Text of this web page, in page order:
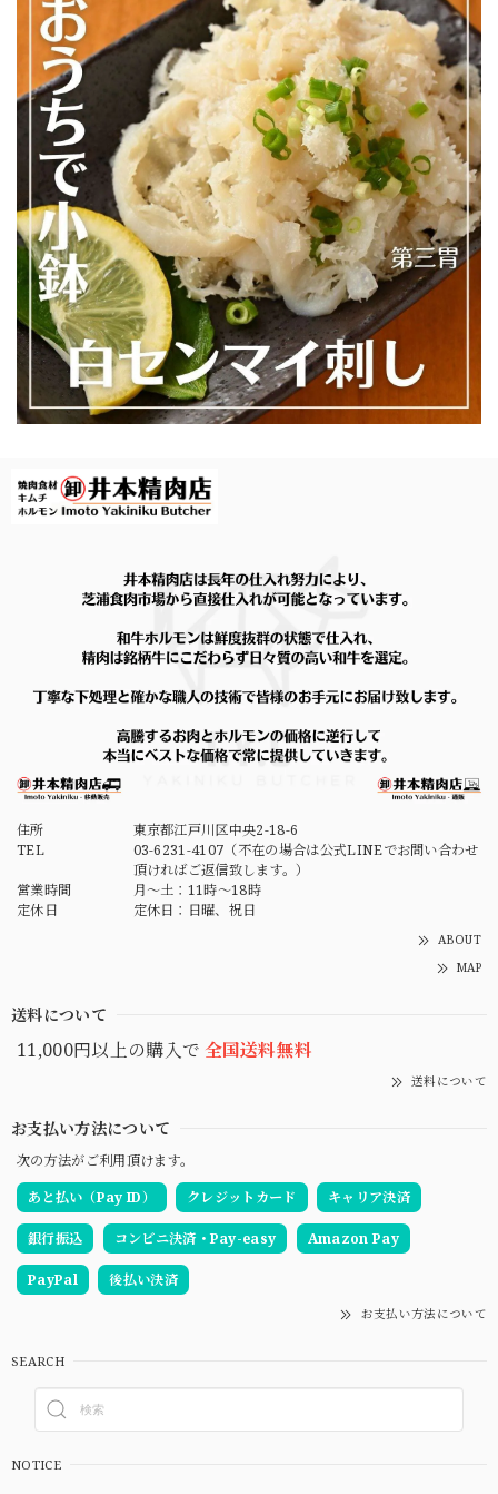
\ 今動画で話題のあのマルチョウをご自宅で / ★井本精肉のYouTubeで焼き方動画アップしました★【芝浦直送】和牛大トロ -ロング- 味付きホルモン「マルチョウ」約230g（小腸）韓国 ASMR 長い
2026/07/23
【焼かずそのまま食べれる】「和牛」白せんまい刺し 約180g ※酢味噌は別売りです ※ご注文数によっては1P100gにてご注文のグラムまでご用意する場合もございます【注意】ハマる人続出！酢味噌等を付けて食べたら止まりません
2026/07/19
白も黒もどちらもオススメです！
2026/07/19
本当に美味しいです！身体にも良いですし小学生の息子も毎
住所
東京都江戸川区中央2-18-6
TEL
03-6231-4107（不在の場合は公式LINEでお問い合わせ
頂ければご返信致します。）
営業時間
月～土：11時～18時
定休日
定休日：日曜、祝日
ABOUT
MAP
送料について
11,000円以上の購入で 全国送料無料
送料について
お支払い方法について
次の方法がご利用頂けます。
あと払い（Pay ID）
クレジットカード キャリア決済
銀行振込 コンビニ決済・Pay-easy Amazon Pay
PayPal 後払い決済
お支払い方法について
SEARCH
NOTICE